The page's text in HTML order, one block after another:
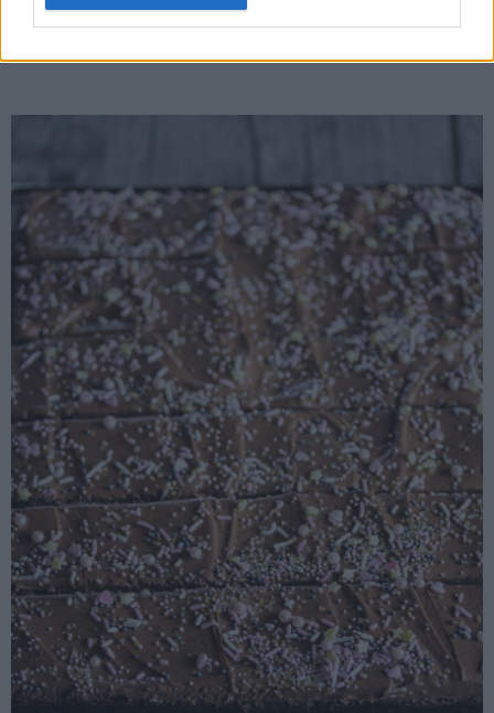
Skyll kniven ofte i varmt vann for at kakestykkene skal bli